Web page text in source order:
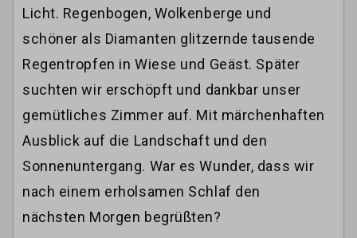
Licht. Regenbogen, Wolkenberge und
schöner als Diamanten glitzernde tausende
Regentropfen in Wiese und Geäst. Später
suchten wir erschöpft und dankbar unser
gemütliches Zimmer auf. Mit märchenhaften
Ausblick auf die Landschaft und den
Sonnenuntergang. War es Wunder, dass wir
nach einem erholsamen Schlaf den
nächsten Morgen begrüßten?